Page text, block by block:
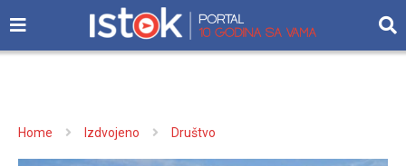
Home Izdvojeno Društvo